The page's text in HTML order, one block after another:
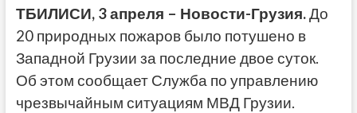
ТБИЛИСИ, 3 апреля – Новости-Грузия.До
20 природных пожаров было потушено в
Западной Грузии за последние двое суток.
Об этом сообщает Служба по управлению
чрезвычайным ситуациям МВД Грузии.